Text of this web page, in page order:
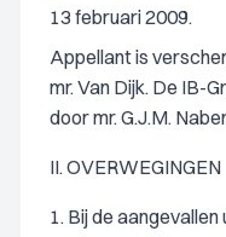
13 februari 2009.
Appellant is
mr. Van Dijk. De IB-
door mr. G.J.M.
II. OVERWEGINGEN
1. Bij de